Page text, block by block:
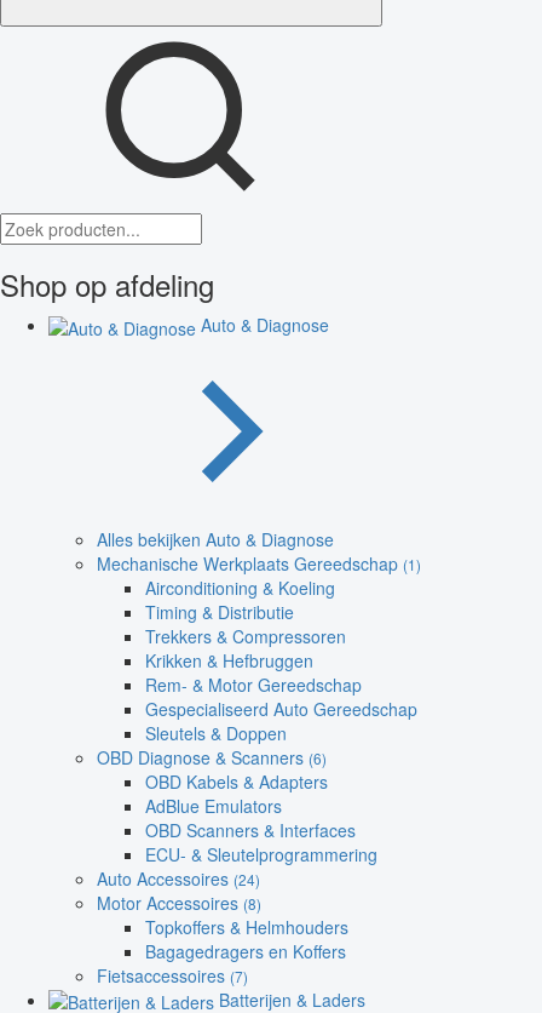
Shop op afdeling
Auto & Diagnose
Alles bekijken Auto & Diagnose
Mechanische Werkplaats Gereedschap (1)
Airconditioning & Koeling
Timing & Distributie
Trekkers & Compressoren
Krikken & Hefbruggen
Rem- & Motor Gereedschap
Gespecialiseerd Auto Gereedschap
Sleutels & Doppen
OBD Diagnose & Scanners (6)
OBD Kabels & Adapters
AdBlue Emulators
OBD Scanners & Interfaces
ECU- & Sleutelprogrammering
Auto Accessoires (24)
Motor Accessoires (8)
Topkoffers & Helmhouders
Bagagedragers en Koffers
Fietsaccessoires (7)
Batterijen & Laders